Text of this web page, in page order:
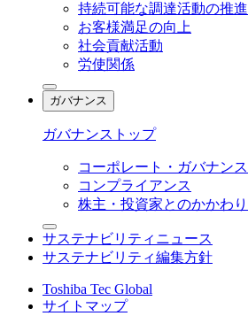
持続可能な調達活動の推進
お客様満足の向上
社会貢献活動
労使関係
ガバナンス
ガバナンストップ
コーポレート・ガバナンス
コンプライアンス
株主・投資家とのかかわり
サステナビリティニュース
サステナビリティ編集方針
Toshiba Tec Global
サイトマップ